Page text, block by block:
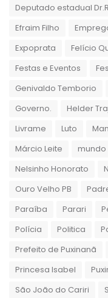
Deputado estadual
Efraim Filho
Expoprata
Felício
Festas e Eventos
Genivaldo Temborio
Governo.
Helder
Livrame
Luto
Márcio Leite
mundo
Nelsinho Honorato
Ouro Velho PB
Paraíba
Parari
Polícia
Politica
Prefeito de Puxinanã
Princesa Isabel
São João do Cariri